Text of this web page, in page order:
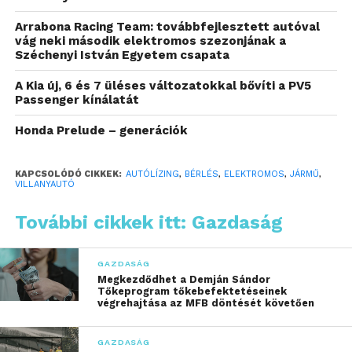
Nyílt végű autólízing-szolgáltatást indított a Cofidis,
amelynek apropóján felmérte a bemutató
partnereseményén résztvevő iparági szakértők
véleményét az autólízing szektor helyzetéről. A
válaszadók közül a legtöbben úgy vélik, hogy a hazai
autólízing piac jelenleg stagnál (31%) vagy lassú
növekedést (28%) mutat. A szektor számára jelenleg
ügyfelek csökkenő vásárlóereje, valamint az infláció
A felmérésben résztvevők döntő többsége (76%)
szerint megváltoztak az ügyfelek igényei az elmúlt 3
évben. Elsősorban olcsóbb konstrukciókban
gondolkodnak és kockázatkerülőbbé váltak az
üzletfelek, miközben gyorsabb, egyszerűbb,
rugalmasabb és lehetőleg digitális ügyintézést
Arrabona Racing Team: továbbfejlesztett autóval
vág neki második elektromos szezonjának a
Széchenyi István Egyetem csapata
A Kia új, 6 és 7 üléses változatokkal bővíti a PV5
Passenger kínálatát
Honda Prelude – generációk
KAPCSOLÓDÓ CIKKEK: AUTÓLÍZING, BÉRLÉS, ELEKTROMOS, JÁRMŰ,
VILLANYAUTÓ
További cikkek itt: Gazdaság
GAZDASÁG
Megkezdődhet a Demján Sándor
Tőkeprogram tőkebefektetéseinek
végrehajtása az MFB döntését követően
GAZDASÁG